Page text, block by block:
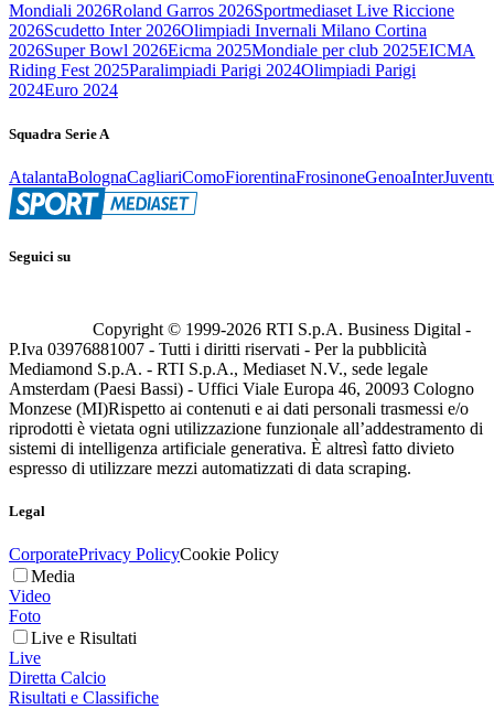
Mondiali 2026Roland Garros 2026Sportmediaset Live Riccione
2026Scudetto Inter 2026Olimpiadi Invernali Milano Cortina
2026Super Bowl 2026Eicma 2025Mondiale per club 2025EICMA
Riding Fest 2025Paralimpiadi Parigi 2024Olimpiadi Parigi
2024Euro 2024
Squadra Serie A
AtalantaBolognaCagliariComoFiorentinaFrosinoneGenoaInter
Seguici su
Copyright © 1999-2026 RTI S.p.A. Business Digital -
P.Iva 03976881007 - Tutti i diritti riservati - Per la pubblicità
Mediamond S.p.A. - RTI S.p.A., Mediaset N.V., sede legale
Amsterdam (Paesi Bassi) - Uffici Viale Europa 46, 20093 Cologno
Monzese (MI)Rispetto ai contenuti e ai dati personali trasmessi e/o
riprodotti è vietata ogni utilizzazione funzionale all’addestramento di
sistemi di intelligenza artificiale generativa. È altresì fatto divieto
espresso di utilizzare mezzi automatizzati di data scraping.
Legal
CorporatePrivacy PolicyCookie Policy
Media
Video
Foto
Live e Risultati
Live
Diretta Calcio
Risultati e Classifiche